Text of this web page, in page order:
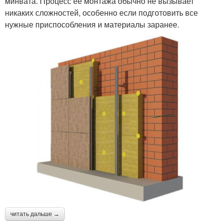
никаких сложностей, особенно если подготовить все
нужные приспособления и материалы заранее.
читать дальше →